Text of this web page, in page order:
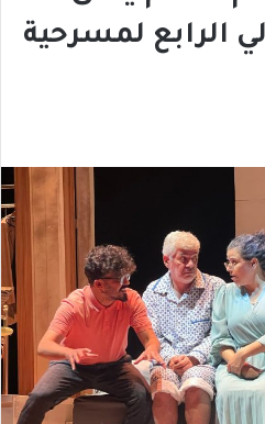
الرابع لمسرحية